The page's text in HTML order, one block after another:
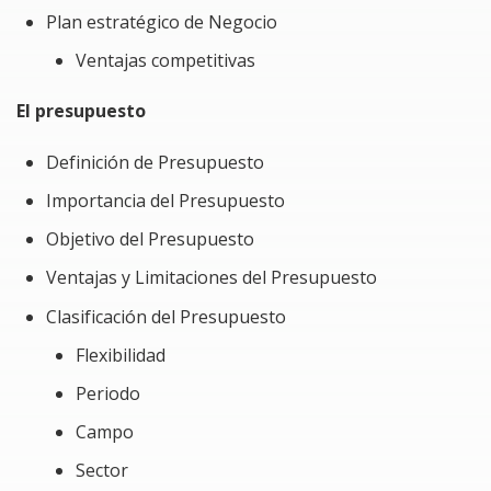
Elaborará un presupuesto Operativo
Obtendrás las plantillas y formatos que te
permitirán realizar los cálculos de:
Presupuesto de Ventas
Presupuesto de Producción
Presupuesto de Compra y consumo de
materiales
Presupuesto de Mano de Obra
Presupuesto de Cargos indirectos
Estado de Costo de Producción y ventas
Presupuesto de Cash Flow
Plan estratégico de Negocio
Ventajas competitivas
El presupuesto
Definición de Presupuesto
Importancia del Presupuesto
Objetivo del Presupuesto
Ventajas y Limitaciones del Presupuesto
Clasificación del Presupuesto
Flexibilidad
Periodo
Campo
Sector